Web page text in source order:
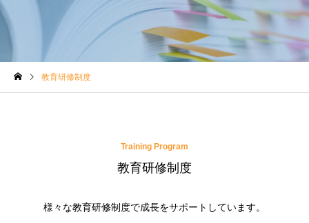
教師以外で教員免許を活か
保育コラム
子どもに関わる仕事は
教育研修制度
Training Program
教育研修制度
様々な教育研修制度で成長をサポートしています。